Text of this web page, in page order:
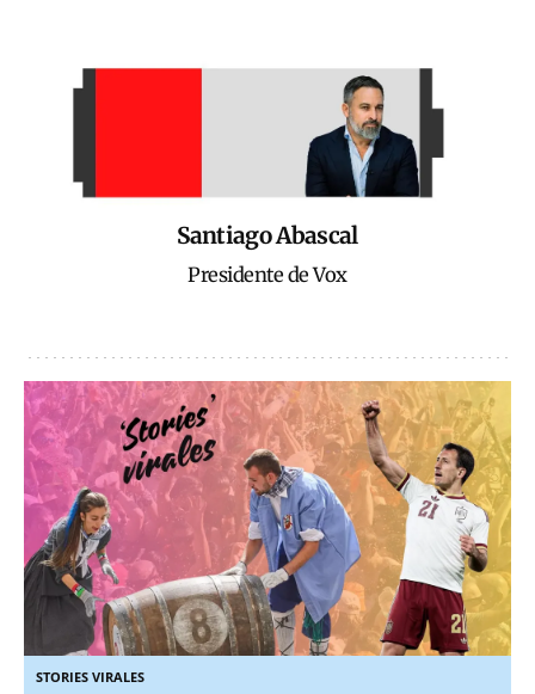
Santiago Abascal
Presidente de Vox
STORIES VIRALES